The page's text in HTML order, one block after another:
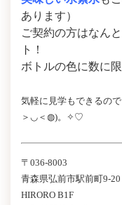
あります）
ご契約の方はなん
ト！
ボトルの色に数に
気軽に見学もできるの
＞◡＜◍)。✧♡
〒036-8003
青森県弘前市駅前町9-20
HIRORO B1F